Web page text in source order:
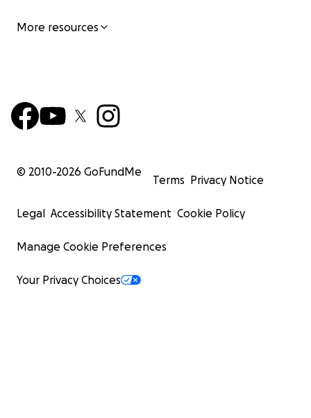
More resources
© 2010-2026 GoFundMe
Terms Privacy Notice
Legal Accessibility Statement Cookie Policy
Manage Cookie Preferences
Your Privacy Choices